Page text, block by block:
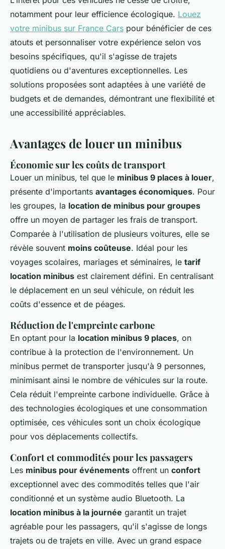
notamment pour leur efficience écologique. Louez
votre minibus sur France Cars pour bénéficier de ces
atouts et personnaliser votre expérience selon vos
besoins spécifiques, qu'il s'agisse de trajets
quotidiens ou d'aventures exceptionnelles. Les
solutions proposées sont adaptées à une variété de
budgets et de demandes, démontrant une flexibilité et
une accessibilité appréciables.
Avantages de louer un minibus
Économie sur les coûts de transport
Louer un minibus, tel que le minibus 9 places à louer,
présente d'importants avantages économiques. Pour
les groupes, la location de minibus pour groupes
offre un moyen de partager les frais de transport.
Comparée à l'utilisation de plusieurs voitures, elle se
révèle souvent moins coûteuse. Idéal pour les
voyages scolaires, mariages et séminaires, le tarif
location minibus est clairement défini. En centralisant
le déplacement en un seul véhicule, on réduit les
coûts d'essence et de péages.
Réduction de l'empreinte carbone
En optant pour la location minibus 9 places, on
contribue à la protection de l'environnement. Un
minibus permet de transporter jusqu'à 9 personnes,
minimisant ainsi le nombre de véhicules sur la route.
Cela réduit l'empreinte carbone individuelle. Grâce à
des technologies écologiques et une consommation
optimisée, ces véhicules sont un choix écologique
pour vos déplacements collectifs.
Confort et commodités pour les passagers
Les minibus pour événements offrent un confort
exceptionnel avec des commodités telles que l'air
conditionné et un système audio Bluetooth. La
location minibus à la journée garantit un trajet
agréable pour les passagers, qu'il s'agisse de longs
trajets ou de trajets en ville. Avec un grand espace